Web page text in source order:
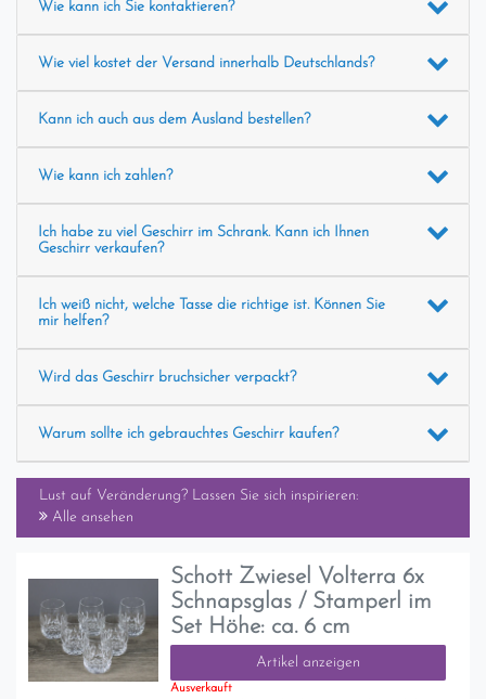
Wie kann ich Sie kontaktieren?
Wie viel kostet der Versand innerhalb Deutschlands?
Kann ich auch aus dem Ausland bestellen?
Wie kann ich zahlen?
Ich habe zu viel Geschirr im Schrank. Kann ich Ihnen
Geschirr verkaufen?
Ich weiß nicht, welche Tasse die richtige ist. Können Sie
mir helfen?
Wird das Geschirr bruchsicher verpackt?
Warum sollte ich gebrauchtes Geschirr kaufen?
Lust auf Veränderung? Lassen Sie sich inspirieren:
Alle ansehen
Schott Zwiesel Volterra 6x
Schnapsglas / Stamperl im
Set Höhe: ca. 6 cm
Artikel anzeigen
Ausverkauft